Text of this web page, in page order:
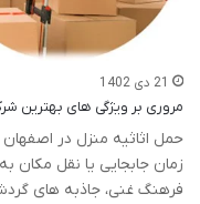
21 دی 1402
مروری بر ویژگی های بهترین
حمل اثاثیه منزل در اصفهان
زمان جابجایی یا نقل مکان
فرهنگ غنی، جاذبه ‌های